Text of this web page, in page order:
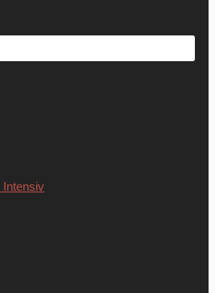
Intensiv